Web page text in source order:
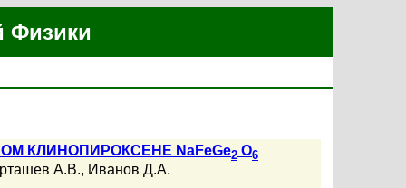
Физики
КЛИНОПИРОКСЕНЕ NaFeGe2 O6
А.В., Иванов Д.А.